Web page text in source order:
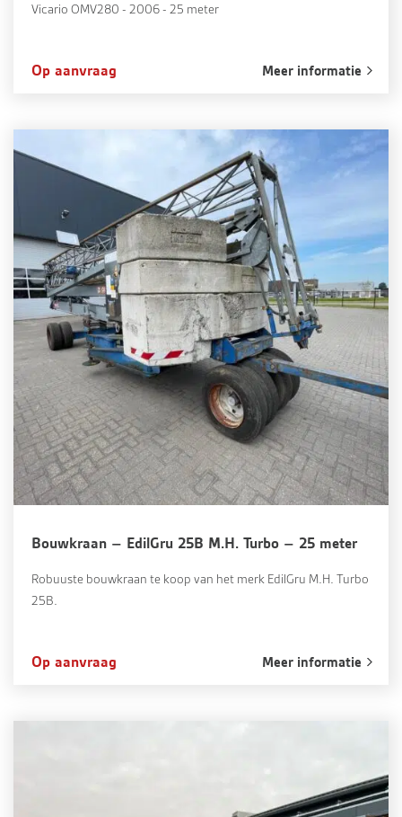
Vicario OMV280 - 2006 - 25 meter
Op aanvraag Meer informatie
Bouwkraan – EdilGru 25B M.H. Turbo – 25 meter
Robuuste bouwkraan te koop van het merk EdilGru M.H. Turbo
25B.
Op aanvraag Meer informatie